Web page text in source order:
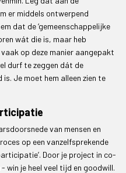
er middels ontwerpend
dat de ‘gemeenschappelijke
wát die is, maar heb
op deze manier aangepakt
durf te zeggen dát de
Je moet hem alleen zien te
van mensen en
op een vanzelfsprekende
Door je project in co-
win je heel veel tijd en goodwill.